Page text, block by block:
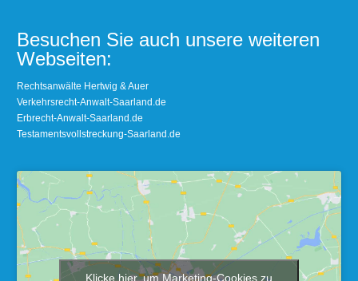
Besuchen Sie auch unsere weiteren
Webseiten:
Rechtsanwälte Hertwig & Auer
Verkehrsrecht-Anwalt-Saarland.de
Erbrecht-Anwalt-Saarland.de
Testamentsvollstreckung-Saarland.de
Klicke hier, um Marketing-Cookies zu